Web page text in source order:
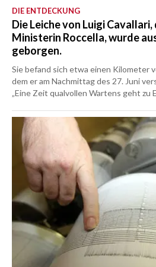
DIE ENTDECKUNG
Die Leiche von Luigi Cavallari,
Ministerin Roccella, wurde
geborgen.
Sie befand sich etwa einen Kilometer
dem er am Nachmittag des 27. Juni
„Eine Zeit qualvollen Wartens geht zu